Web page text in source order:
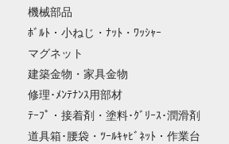
機械部品
ﾎﾞﾙﾄ・小ねじ・ﾅｯﾄ・ﾜｯｼｬｰ
マグネット
建築金物・家具金物
修理･ﾒﾝﾃﾅﾝｽ用部材
ﾃｰﾌﾟ・接着剤・塗料･ｸﾞﾘｰｽ･潤滑剤
道具箱･腰袋・ﾂｰﾙｷｬﾋﾞﾈｯﾄ・作業台